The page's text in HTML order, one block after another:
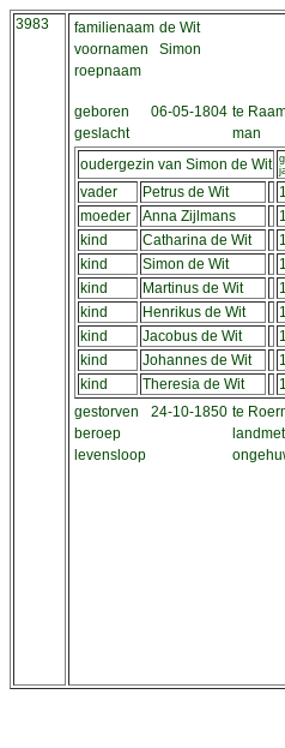
3983 familienaam de Wit
voornamen
Simon
roepnaam
geboren 06-05-1804 te
geslacht
man
oudergezin van Simon de Wit
vader Petrus de Wit
moeder
Anna Zijlmans
kind
Catharina de Wit
kind
Simon de Wit
kind
Martinus de Wit
kind
Henrikus de Wit
kind
Jacobus de Wit
kind
Johannes de Wit
kind
Theresia de Wit
gestorven
24-10-1850 te
beroep
levensloop